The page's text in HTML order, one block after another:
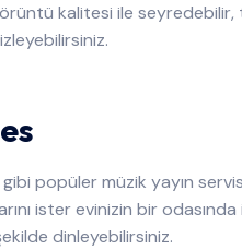
kalitesi ile seyredebilir,
popüler müzik yayın
ister evinizin bir
dinleyebilirsiniz.